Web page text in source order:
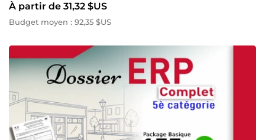
À partir de 31,32 $US
Budget moyen : 92,35 $US